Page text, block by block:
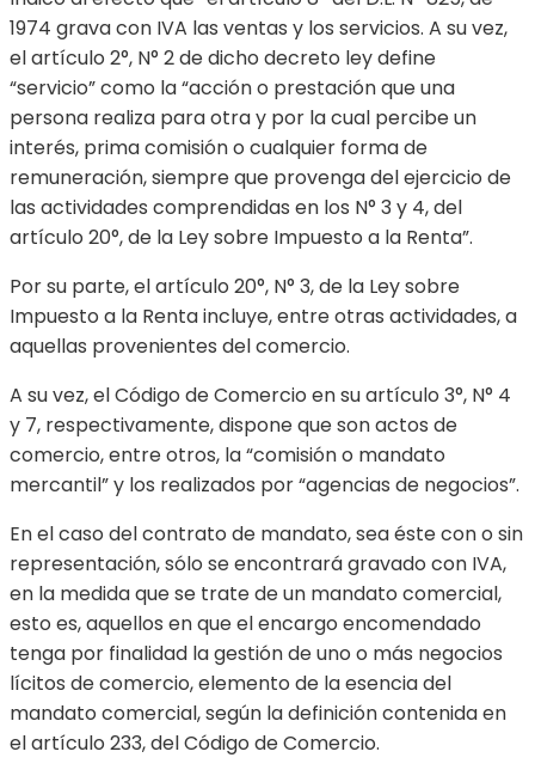
1974 grava con IVA las ventas y los servicios. A su vez,
el artículo 2°, N° 2 de dicho decreto ley define
“servicio” como la “acción o prestación que una
persona realiza para otra y por la cual percibe un
interés, prima comisión o cualquier forma de
remuneración, siempre que provenga del ejercicio de
las actividades comprendidas en los N° 3 y 4, del
artículo 20°, de la Ley sobre Impuesto a la Renta”.
Por su parte, el artículo 20°, N° 3, de la Ley sobre
Impuesto a la Renta incluye, entre otras actividades, a
aquellas provenientes del comercio.
A su vez, el Código de Comercio en su artículo 3°, N° 4
y 7, respectivamente, dispone que son actos de
comercio, entre otros, la “comisión o mandato
mercantil” y los realizados por “agencias de negocios”.
En el caso del contrato de mandato, sea éste con o sin
representación, sólo se encontrará gravado con IVA,
en la medida que se trate de un mandato comercial,
esto es, aquellos en que el encargo encomendado
tenga por finalidad la gestión de uno o más negocios
lícitos de comercio, elemento de la esencia del
mandato comercial, según la definición contenida en
el artículo 233, del Código de Comercio.